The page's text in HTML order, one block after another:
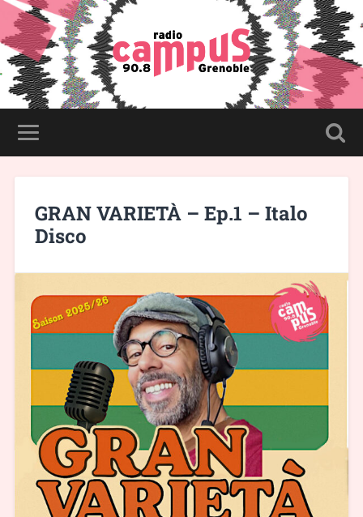
GRAN VARIETÀ – Ep.1 – Italo
Disco